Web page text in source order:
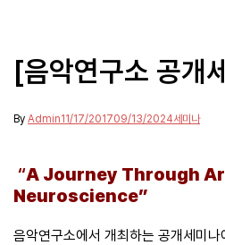
[음악연구소 공개
By Admin11/17/201709/13/2024세미나
“A Journey Through
Neuroscience”
음악연구소에서 개최하는 공개세미